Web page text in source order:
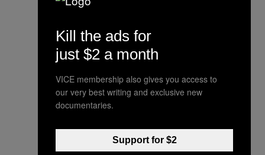
Kill the ads for
just $2 a month
VICE membership also gives you access to
our very best writing and exclusive new
documentaries.
Support for $2